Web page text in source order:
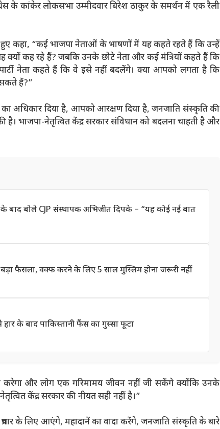
के कांकेर लोकसभा उम्मीदवार बिरेश ठाकुर के समर्थन में एक रैली
हुए कहा, “कई भाजपा नेताओं के भाषणों में यह कहते रहते हैं कि उन्हें
क्यों कह रहे हैं? जबकि उनके छोटे नेता और कई मंत्रियों कहते हैं कि
पार्टी नेता कहते हैं कि वे इसे नहीं बदलेंगे। क्या आपको लगता है कि
हैं?”
अधिकार दिया है, आपको आरक्षण दिया है, जनजाति संस्कृति की
है। भाजपा-नेतृत्वित केंद्र सरकार संविधान को बदलना चाहती है और
बाद बोले CJP संस्थापक अभिजीत दिपके – “यह कोई नई बात
फैसला, वक्फ करने के लिए 5 साल मुस्लिम होना जरूरी नहीं
के बाद पाकिस्तानी फैंस का गुस्सा फूटा
करेगा और लोग एक गरिमामय जीवन नहीं जी सकेंगे क्योंकि उनके
केंद्र सरकार की नीयत सही नहीं है।”
के लिए आएंगे, महादानें का वादा करेंगे, जनजाति संस्कृति के बारे